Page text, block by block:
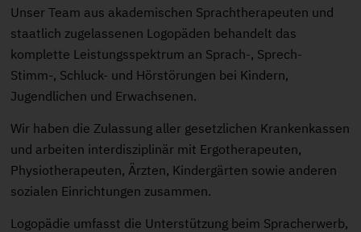
Unser Team aus akademischen Sprachtherapeuten und
staatlich zugelassenen Logopäden behandelt das
komplette Leistungsspektrum an Sprach-, Sprech-
Stimm-, Schluck- und Hörstörungen bei Kindern,
Jugendlichen und Erwachsenen.
Wir haben die Zulassung aller gesetzlichen Krankenkassen
und arbeiten interdisziplinär mit Ergotherapeuten,
Physiotherapeuten, Ärzten, Kindergärten sowie anderen
sozialen Einrichtungen zusammen.
Logopädie umfasst die Unterstützung beim Spracherwerb,